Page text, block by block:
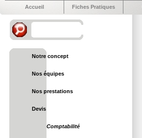
Accueil Fiches Pratiques
Notre concept
Nos équipes
Nos prestations
Devis
Comptabilité